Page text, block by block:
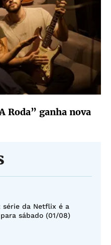
Roda” ganha nova
série da Netflix é a
sábado (01/08)